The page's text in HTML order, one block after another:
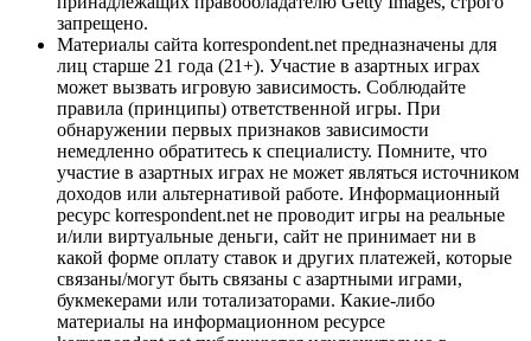
запрещено.
Материалы сайта korrespondent.net предназначены для
лиц старше 21 года (21+). Участие в азартных играх
может вызвать игровую зависимость. Соблюдайте
правила (принципы) ответственной игры. При
обнаружении первых признаков зависимости
немедленно обратитесь к специалисту. Помните, что
участие в азартных играх не может являться источником
доходов или альтернативой работе. Информационный
ресурс korrespondent.net не проводит игры на реальные
и/или виртуальные деньги, сайт не принимает ни в
какой форме оплату ставок и других платежей, которые
связаны/могут быть связаны с азартными играми,
букмекерами или тотализаторами. Какие-либо
материалы на информационном ресурсе